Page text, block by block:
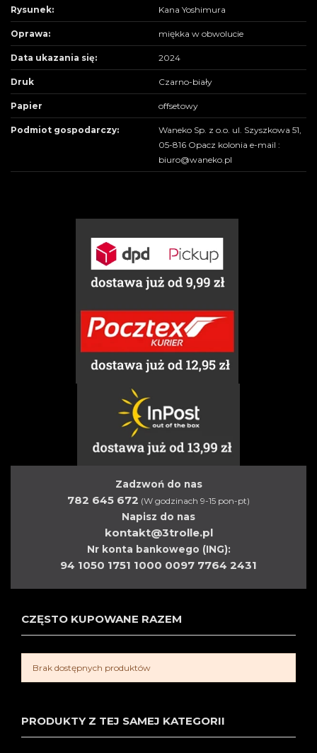
Rysunek: Kana Yoshimura
Oprawa: miękka w obwolucie
Data ukazania się: 2024
Druk Czarno-biały
Papier offsetowy
Podmiot gospodarczy:
Waneko Sp. z o.o. ul. Szyszkowa 51,
05-816 Opacz kolonia e-mail :
biuro@waneko.pl
Zadzwoń do nas
782 645 672 (W godzinach 9-15 pon-pt)
Napisz do nas
kontakt@3trolle.pl
Nr konta bankowego (ING):
94 1050 1751 1000 0097 7764 2431
CZĘSTO KUPOWANE RAZEM
Brak dostępnych produktów
PRODUKTY Z TEJ SAMEJ KATEGORII